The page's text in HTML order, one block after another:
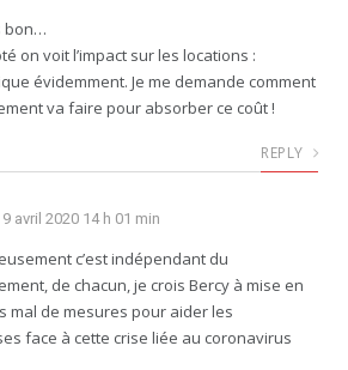
bon…
on voit l’impact sur les locations :
évidemment. Je me demande comment
va faire pour absorber ce coût !
REPLY
9 avril 2020 14 h 01 min
c’est indépendant du
de chacun, je crois Bercy à mise en
mal de mesures pour aider les
face à cette crise liée au coronavirus